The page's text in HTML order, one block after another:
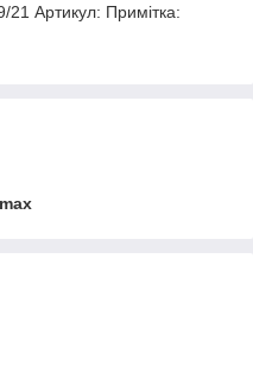
Артикул: Примітка: